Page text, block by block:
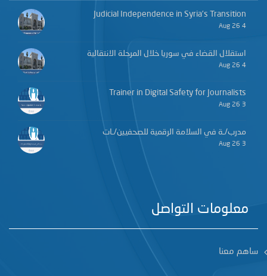
Judicial Independence in Syria’s Transition
4 Aug 26
استقلال القضاء في سوريا خلال المرحلة الانتقالية
4 Aug 26
Trainer in Digital Safety for Journalists
3 Aug 26
مدرب/ـة في السلامة الرقمية للصحفيين/ـات
3 Aug 26
معلومات التواصل
ساهم معنا